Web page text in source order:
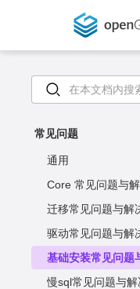
常见问题
通用
Core 常见问题与
迁移常见问题与解
驱动常见问题与解
基础安装常见问题
慢sql常见问题与